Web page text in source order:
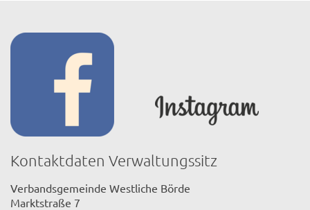
Kontaktdaten Verwaltungssitz
Verbandsgemeinde Westliche Börde
Marktstraße 7